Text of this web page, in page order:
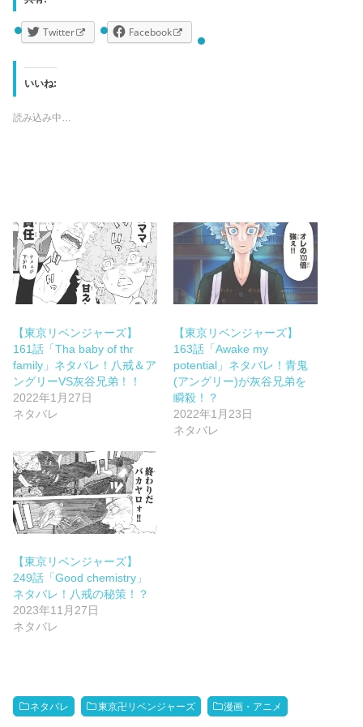
Twitter Facebook
いいね:
読み込み中…
【東京リベンジャーズ】
161話「Tha baby of thr
family」ネタバレ！八戒＆ア
ングリーVS灰谷兄弟！！
2022年1月27日
ネタバレ
【東京リベンジャーズ】
163話「Awake my
potential」ネタバレ！青鬼
(アングリー)が灰谷兄弟を
瞬殺！？
2022年1月23日
ネタバレ
【東京リベンジャーズ】
249話「Good chemistry」
ネタバレ！八戒の秘策！？
2023年11月27日
ネタバレ
ネタバレ 東京卍リベンジャーズ 漫画・アニメ